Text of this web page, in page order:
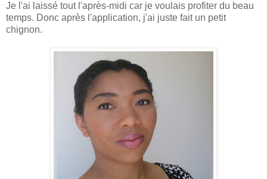
Je l'ai laissé tout l'après-midi car je voulais profiter du beau
temps. Donc après l'application, j'ai juste fait un petit
chignon.